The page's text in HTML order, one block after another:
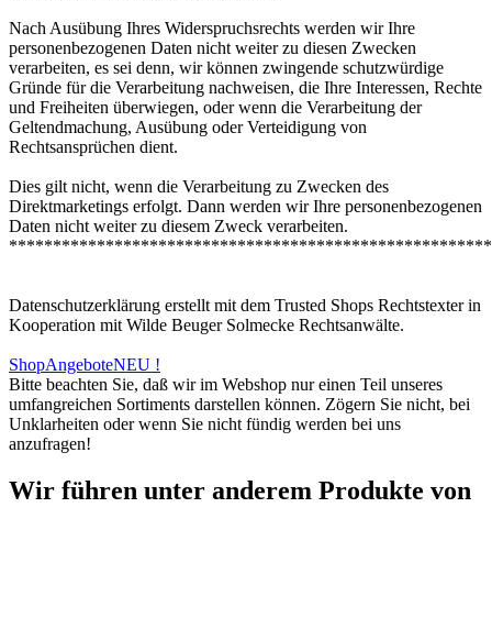
Nach Ausübung Ihres Widerspruchsrechts werden wir Ihre
personenbezogenen Daten nicht weiter zu diesen Zwecken
verarbeiten, es sei denn, wir können zwingende schutzwürdige
Gründe für die Verarbeitung nachweisen, die Ihre Interessen, Rechte
und Freiheiten überwiegen, oder wenn die Verarbeitung der
Geltendmachung, Ausübung oder Verteidigung von
Rechtsansprüchen dient.
Dies gilt nicht, wenn die Verarbeitung zu Zwecken des
Direktmarketings erfolgt. Dann werden wir Ihre personenbezogenen
Daten nicht weiter zu diesem Zweck verarbeiten.
Datenschutzerklärung erstellt mit dem Trusted Shops Rechtstexter in
Kooperation mit Wilde Beuger Solmecke Rechtsanwälte.
ShopAngeboteNEU !
Bitte beachten Sie, daß wir im Webshop nur einen Teil unseres
umfangreichen Sortiments darstellen können. Zögern Sie nicht, bei
Unklarheiten oder wenn Sie nicht fündig werden bei uns
anzufragen!
Wir führen unter anderem Produkte von